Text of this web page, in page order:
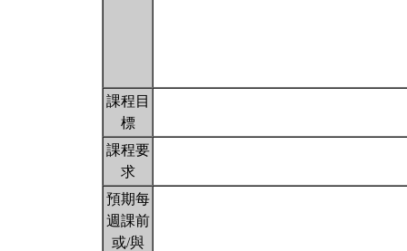
課程目
標
課程要
求
預期每
週課前
或/與